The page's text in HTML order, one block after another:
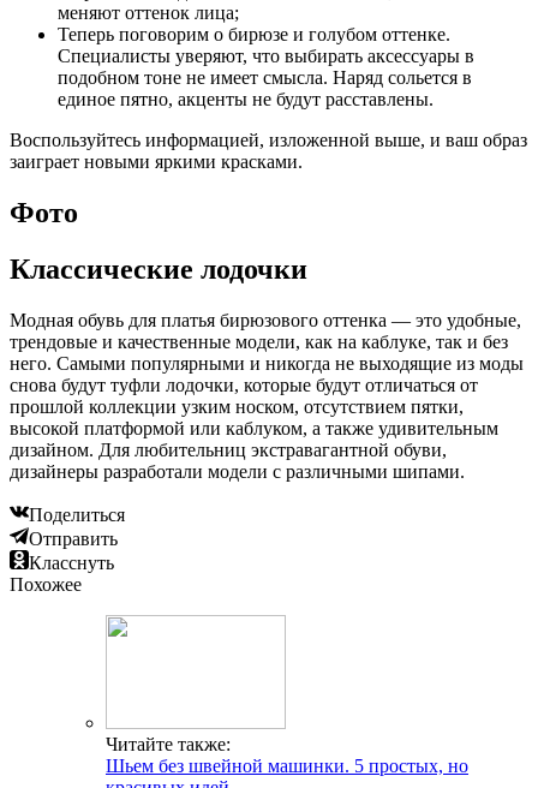
меняют оттенок лица;
Теперь поговорим о бирюзе и голубом оттенке.
Специалисты уверяют, что выбирать аксессуары в
подобном тоне не имеет смысла. Наряд сольется в
единое пятно, акценты не будут расставлены.
Воспользуйтесь информацией, изложенной выше, и ваш образ
заиграет новыми яркими красками.
Фото
Классические лодочки
Модная обувь для платья бирюзового оттенка — это удобные,
трендовые и качественные модели, как на каблуке, так и без
него. Самыми популярными и никогда не выходящие из моды
снова будут туфли лодочки, которые будут отличаться от
прошлой коллекции узким носком, отсутствием пятки,
высокой платформой или каблуком, а также удивительным
дизайном. Для любительниц экстравагантной обуви,
дизайнеры разработали модели с различными шипами.
Поделиться
Отправить
Класснуть
Похожее
Читайте также:
Шьем без швейной машинки. 5 простых, но